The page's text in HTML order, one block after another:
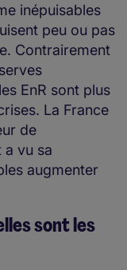
inépuisables
peu ou pas
Contrairement
EnR sont plus
La France
de
a vu sa
augmenter
sont les